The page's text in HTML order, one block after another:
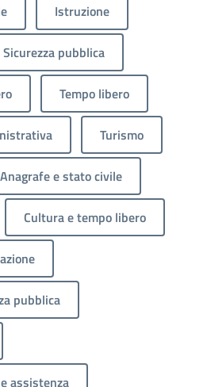
Istruzione
Sicurezza pubblica
Tempo libero
Turismo
Anagrafe e stato civile
Cultura e tempo libero
pubblica
assistenza